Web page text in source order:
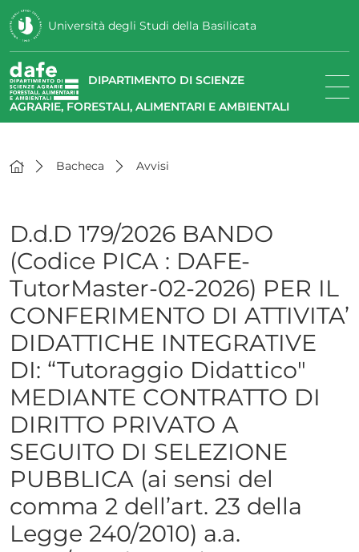
Università degli Studi della Basilicata
DIPARTIMENTO DI SCIENZE
AGRARIE, FORESTALI, ALIMENTARI E AMBIENTALI
Bacheca Avvisi
D.d.D 179/2026 BANDO
(Codice PICA : DAFE-
TutorMaster-02-2026) PER IL
CONFERIMENTO DI ATTIVITA’
DIDATTICHE INTEGRATIVE
DI: “Tutoraggio Didattico"
MEDIANTE CONTRATTO DI
DIRITTO PRIVATO A
SEGUITO DI SELEZIONE
PUBBLICA (ai sensi del
comma 2 dell’art. 23 della
Legge 240/2010) a.a.